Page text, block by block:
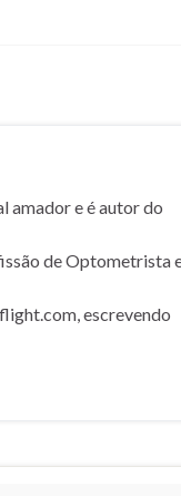
amador e é autor do
de Optometrista
escrevendo